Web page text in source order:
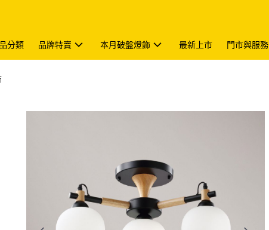
分類 品牌特賣 本月破盤燈飾 最新上市 門市與服務